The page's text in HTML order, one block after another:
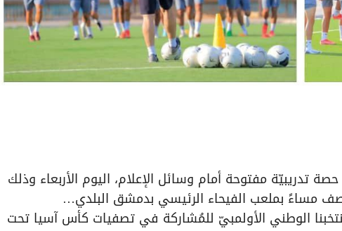
تدريبيّة مفتوحة أمام وسائل الإعلام، اليوم الأربعاء وذلك
الوطني الأولمبيّ للمُشاركة في تصفيات كأس آسيا تحت